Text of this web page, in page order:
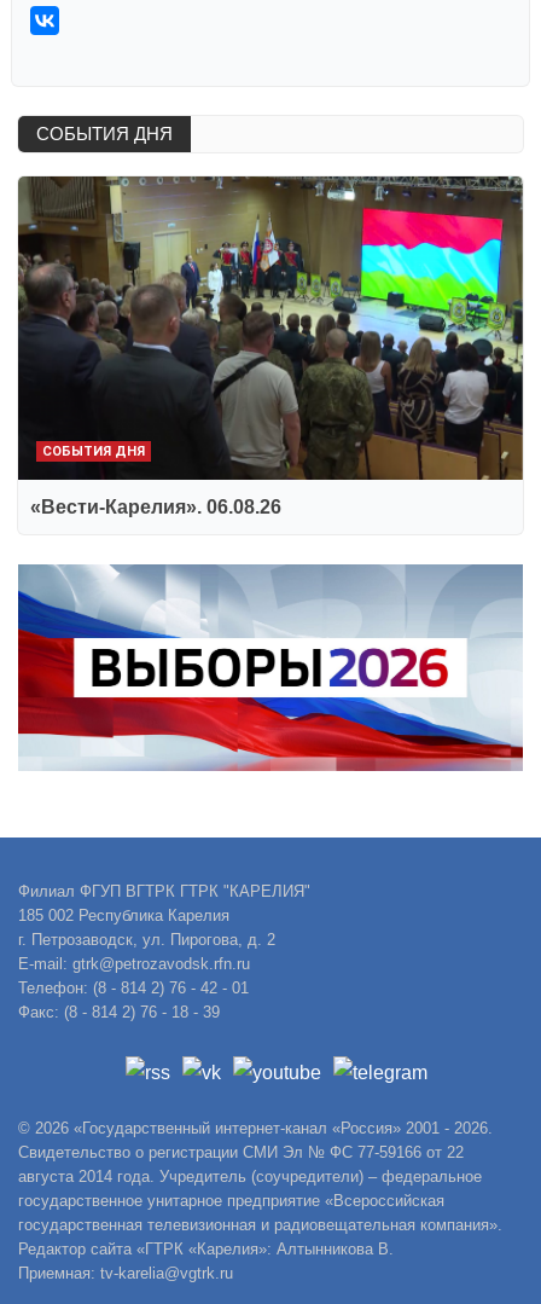
СОБЫТИЯ ДНЯ
СОБЫТИЯ ДНЯ
«Вести-Карелия». 06.08.26
Филиал ФГУП ВГТРК ГТРК "КАРЕЛИЯ"
185 002 Республика Карелия
г. Петрозаводск, ул. Пирогова, д. 2
E-mail: gtrk@petrozavodsk.rfn.ru
Телефон: (8 - 814 2) 76 - 42 - 01
Факс: (8 - 814 2) 76 - 18 - 39
© 2026 «Государственный интернет-канал «Россия» 2001 - 2026.
Свидетельство о регистрации СМИ Эл № ФС 77-59166 от 22
августа 2014 года. Учредитель (соучредители) – федеральное
государственное унитарное предприятие «Всероссийская
государственная телевизионная и радиовещательная компания».
Редактор сайта «ГТРК «Карелия»: Алтынникова В.
Приемная: tv-karelia@vgtrk.ru